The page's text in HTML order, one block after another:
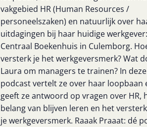
vakgebied HR (Human Resources /
personeelszaken) en natuurlijk over
uitdagingen bij haar huidige
Centraal Boekenhuis in Culemborg.
versterk je het werkgeversmerk? Wat
Laura om managers te trainen? In deze
podcast vertelt ze over haar loopbaan
geeft ze antwoord op vragen over HR,
belang van blijven leren en het
je werkgeversmerk. Raaak Praaat: dé